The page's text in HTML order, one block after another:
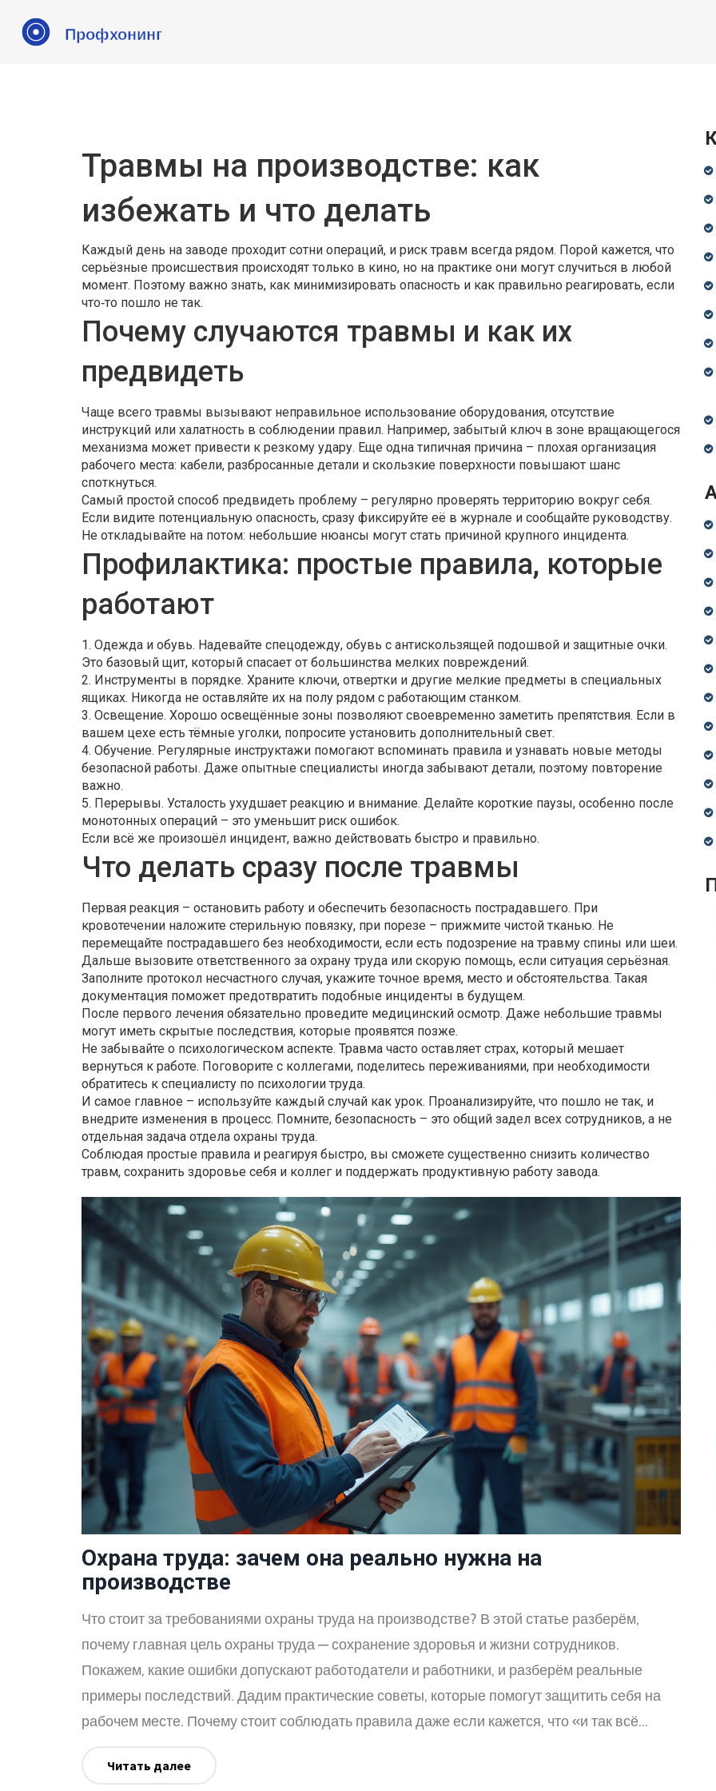
Травмы на производстве: как
избежать и что делать
Каждый день на заводе проходит сотни операций, и риск травм всегда рядом. Порой кажется, что
серьёзные происшествия происходят только в кино, но на практике они могут случиться в любой
момент. Поэтому важно знать, как минимизировать опасность и как правильно реагировать, если
что‑то пошло не так.
Почему случаются травмы и как их
предвидеть
Чаще всего травмы вызывают неправильное использование оборудования, отсутствие
инструкций или халатность в соблюдении правил. Например, забытый ключ в зоне вращающегося
механизма может привести к резкому удару. Еще одна типичная причина – плохая организация
рабочего места: кабели, разбросанные детали и скользкие поверхности повышают шанс
споткнуться.
Самый простой способ предвидеть проблему – регулярно проверять территорию вокруг себя.
Если видите потенциальную опасность, сразу фиксируйте её в журнале и сообщайте руководству.
Не откладывайте на потом: небольшие нюансы могут стать причиной крупного инцидента.
Профилактика: простые правила, которые
работают
1. Одежда и обувь. Надевайте спецодежду, обувь с антискользящей подошвой и защитные очки.
Это базовый щит, который спасает от большинства мелких повреждений.
2. Инструменты в порядке. Храните ключи, отвертки и другие мелкие предметы в специальных
ящиках. Никогда не оставляйте их на полу рядом с работающим станком.
3. Освещение. Хорошо освещённые зоны позволяют своевременно заметить препятствия. Если в
вашем цехе есть тёмные уголки, попросите установить дополнительный свет.
4. Обучение. Регулярные инструктажи помогают вспоминать правила и узнавать новые методы
безопасной работы. Даже опытные специалисты иногда забывают детали, поэтому повторение
важно.
5. Перерывы. Усталость ухудшает реакцию и внимание. Делайте короткие паузы, особенно после
монотонных операций – это уменьшит риск ошибок.
Если всё же произошёл инцидент, важно действовать быстро и правильно.
Что делать сразу после травмы
Первая реакция – остановить работу и обеспечить безопасность пострадавшего. При
кровотечении наложите стерильную повязку, при порезе – прижмите чистой тканью. Не
перемещайте пострадавшего без необходимости, если есть подозрение на травму спины или шеи.
Дальше вызовите ответственного за охрану труда или скорую помощь, если ситуация серьёзная.
Заполните протокол несчастного случая, укажите точное время, место и обстоятельства. Такая
документация поможет предотвратить подобные инциденты в будущем.
После первого лечения обязательно проведите медицинский осмотр. Даже небольшие травмы
могут иметь скрытые последствия, которые проявятся позже.
Не забывайте о психологическом аспекте. Травма часто оставляет страх, который мешает
вернуться к работе. Поговорите с коллегами, поделитесь переживаниями, при необходимости
обратитесь к специалисту по психологии труда.
И самое главное – используйте каждый случай как урок. Проанализируйте, что пошло не так, и
внедрите изменения в процесс. Помните, безопасность – это общий задел всех сотрудников, а не
отдельная задача отдела охраны труда.
Соблюдая простые правила и реагируя быстро, вы сможете существенно снизить количество
травм, сохранить здоровье себя и коллег и поддержать продуктивную работу завода.
Охрана труда: зачем она реально нужна на
производстве
Что стоит за требованиями охраны труда на производстве? В этой статье разберём,
почему главная цель охраны труда — сохранение здоровья и жизни сотрудников.
Покажем, какие ошибки допускают работодатели и работники, и разберём реальные
примеры последствий. Дадим практические советы, которые помогут защитить себя на
рабочем месте. Почему стоит соблюдать правила даже если кажется, что «и так всё
Читать далее